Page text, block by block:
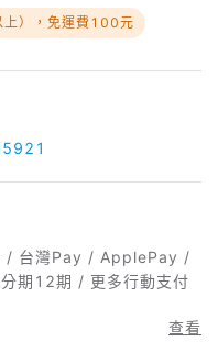
），免運費100元
/ 台灣Pay / ApplePay /
期12期 / 更多行動支付
查看